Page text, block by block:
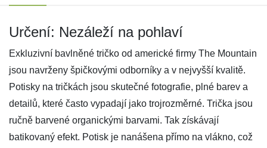
Určení: Nezáleží na pohlaví
Exkluzivní bavlněné tričko od americké firmy The Mountain
jsou navrženy špičkovými odborníky a v nejvyšší kvalitě.
Potisky na tričkách jsou skutečné fotografie, plné barev a
detailů, které často vypadají jako trojrozměrné. Trička jsou
ručně barvené organickými barvami. Tak získávají
batikovaný efekt. Potisk je nanášena přímo na vlákno, což